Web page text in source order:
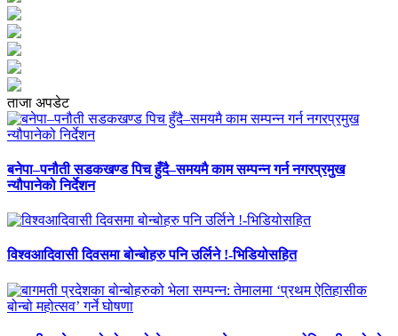
ताजा अपडेट
बनेपा–पनौती सडकखण्ड पिच हुँदै–समयमै काम सम्पन्न गर्न नगरप्रमुख
न्यौपानेको निर्देशन
विश्वआदिवासी दिवसमा बोन्बोहरु पनि उर्लिने !-भिडियोसहित